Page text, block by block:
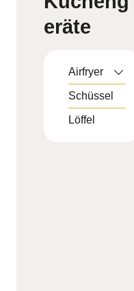
eräte
Airfryer
Schüssel
Löffel